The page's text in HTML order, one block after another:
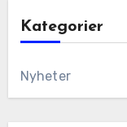
Kategorier
Nyheter